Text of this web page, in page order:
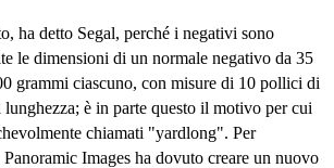
ha detto Segal, perché i negativi sono
le dimensioni di un normale negativo da 35
grammi ciascuno, con misure di 10 pollici di
è in parte questo il motivo per cui
chiamati "yardlong". Per
Images ha dovuto creare un nuovo